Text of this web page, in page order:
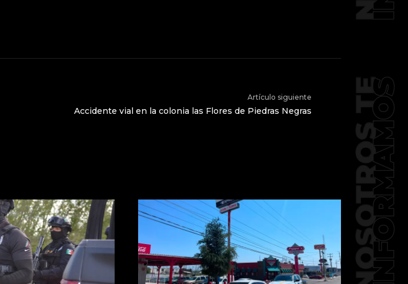
Artículo siguiente
Accidente vial en la colonia las Flores de Piedras Negras